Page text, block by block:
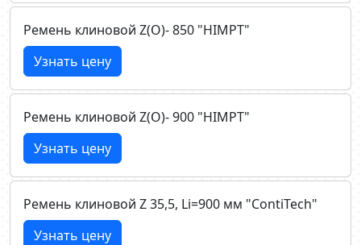
Ремень клиновой Z(О)- 850 "HIMPT"
Узнать цену
Ремень клиновой Z(О)- 900 "HIMPT"
Узнать цену
Ремень клиновой Z 35,5, Li=900 мм "ContiTech"
Узнать цену